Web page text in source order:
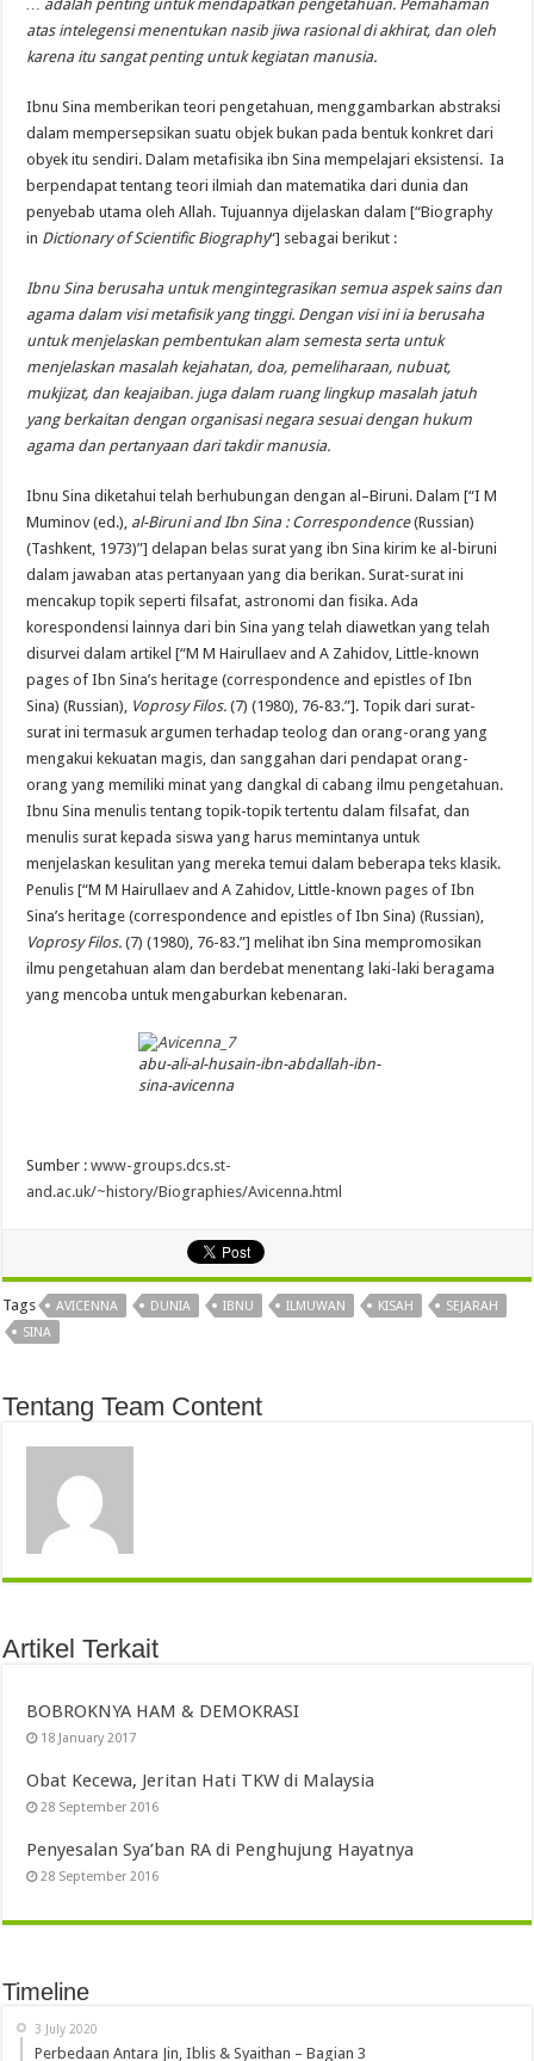
… adalah penting untuk mendapatkan pengetahuan. Pemahaman
atas intelegensi menentukan nasib jiwa rasional di akhirat, dan oleh
karena itu sangat penting untuk kegiatan manusia.
Ibnu Sina memberikan teori pengetahuan ,menggambarkan abstraksi
dalam mempersepsikan suatu objek bukan pada bentuk konkret dari
obyek itu sendiri.Dalam metafisika ibn Sina mempelajari eksistensi. Ia
berpendapat tentang teori ilmiah dan matematika dari dunia dan
penyebab utama oleh Allah. Tujuannya dijelaskan dalam [“Biography
in Dictionary of Scientific Biography“] sebagai berikut :
Ibnu Sina berusaha untuk mengintegrasikan semua aspek sains dan
agama dalam visi metafisik yang tinggi. Dengan visi ini ia berusaha
untuk menjelaskan pembentukan alam semesta serta untuk
menjelaskan masalah kejahatan, doa, pemeliharaan, nubuat,
mukjizat, dan keajaiban. juga dalam ruang lingkup masalah jatuh
yang berkaitan dengan organisasi negara sesuai dengan hukum
agama dan pertanyaan dari takdir manusia.
Ibnu Sina diketahui telah berhubungan dengan al –Biruni. Dalam [“I M
Muminov (ed.), al-Biruni and Ibn Sina : Correspondence(Russian)
(Tashkent, 1973)”]delapan belas surat yang ibn Sina kirim ke al-biruni
dalam jawaban atas pertanyaan yang dia berikan.Surat-surat ini
mencakup topik seperti filsafat astronomi dan fisika.Ada
korespondensi lainnya dari bin Sina yang telah diawetkan yang telah
disurvei dalam artikel [“M M Hairullaev and A Zahidov, Little-known
pages of Ibn Sina’s heritage (correspondence and epistles of Ibn
Sina) (Russian), Voprosy Filos. (7) (1980), 76-83.”]. Topik dari surat-
surat ini termasuk argumen terhadap teolog dan orang-orang yang
mengakui kekuatan magis ,dan sanggahan dari pendapat orang-
orang yang memiliki minat yang dangkal di cabang ilmupengetahuan.
Ibnu Sina menulis tentang topik-topik tertentu dalam filsafat ,dan
menulis surat kepada siswa yang harus memintanya untuk
menjelaskan kesulitan yang mereka temui dalam beberapa teks klasik.
Penulis [“M M Hairullaev and A Zahidov, Little-known pages of Ibn
Sina’s heritage (correspondence and epistles of Ibn Sina) (Russian),
Voprosy Filos. (7) (1980), 76-83.”]melihat ibn Sina mempromosikan
ilmu pengetahuan alam dan berdebat menentang laki-laki beragama
yang mencoba untuk mengaburkan kebenaran.
abu-ali-al-husain-ibn-abdallah-ibn-
sina-avicenna
Sumber :www-groups.dcs.st-
and.ac.uk/~history/Biographies/Avicenna.html
Tags AVICENNA DUNIA IBNU ILMUWAN KISAH
SEJARAH
SINA
Tentang Team Content
Artikel Terkait
BOBROKNYA HAM & DEMOKRASI
18 January 2017
Obat Kecewa, Jeritan Hati TKW di Malaysia
28 September 2016
Penyesalan Sya’ban RA di Penghujung Hayatnya
28 September 2016
Timeline
3 July 2020
Perbedaan Antara Jin, Iblis & Syaithan – Bagian 3